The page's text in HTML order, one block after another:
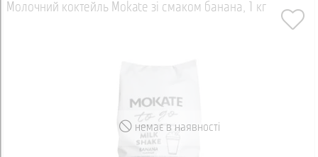
немає в наявності
Молочний коктейль Mokate зі смаком банана, 1 кг